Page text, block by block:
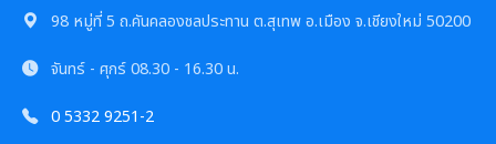
98 หมู่ที่ 5 ถ.คันคลองชลประทาน ต.สุเทพ อ.เมือง จ.เชียงใหม่ 50200
จันทร์ - ศุกร์08.30 - 16.30 น.
0 5332 9251-2